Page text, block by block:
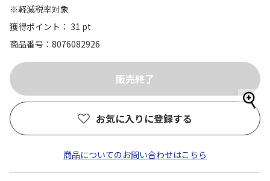
※軽減税率対象
獲得ポイント： 31 pt
商品番号
8076082926
お気に入りに登録する
商品についてのお問い合わせはこちら